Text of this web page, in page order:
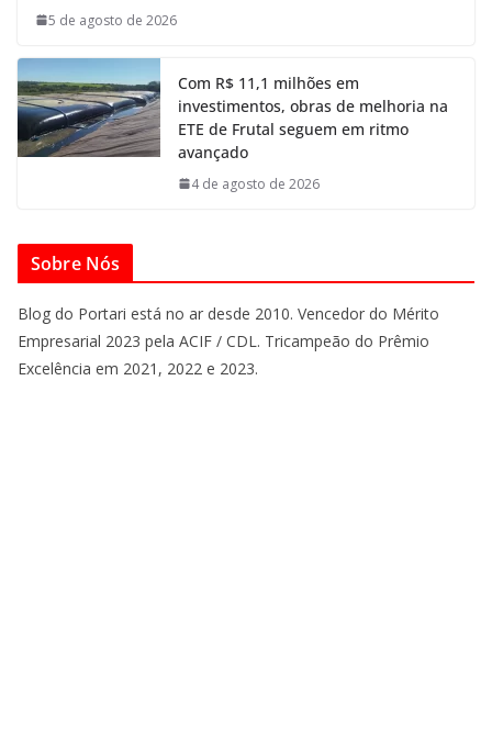
5 de agosto de 2026
Com R$ 11,1 milhões em
investimentos, obras de melhoria na
ETE de Frutal seguem em ritmo
avançado
4 de agosto de 2026
Sobre Nós
Blog do Portari está no ar desde 2010. Vencedor do Mérito
Empresarial 2023 pela ACIF / CDL. Tricampeão do Prêmio
Excelência em 2021, 2022 e 2023.